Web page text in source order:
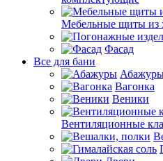
Мебельные щиты из
Фасад
Все для бани
Вагонка
Веники
Вентиляционные